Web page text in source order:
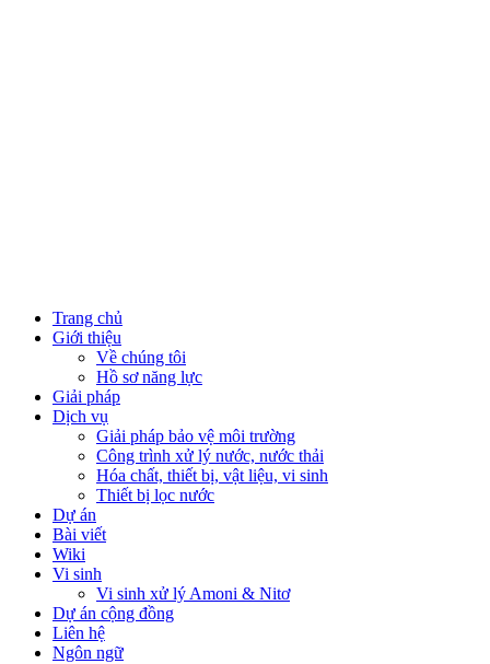
Close
Menu
Trang chủ
Giới thiệu
Về chúng tôi
Hồ sơ năng lực
Giải pháp
Dịch vụ
Giải pháp bảo vệ môi trường
Công trình xử lý nước, nước thải
Hóa chất, thiết bị, vật liệu, vi sinh
Thiết bị lọc nước
Dự án
Bài viết
Wiki
Vi sinh
Vi sinh xử lý Amoni & Nitơ
Dự án cộng đồng
Liên hệ
Ngôn ngữ